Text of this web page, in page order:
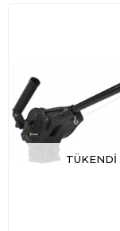
TÜKENDI